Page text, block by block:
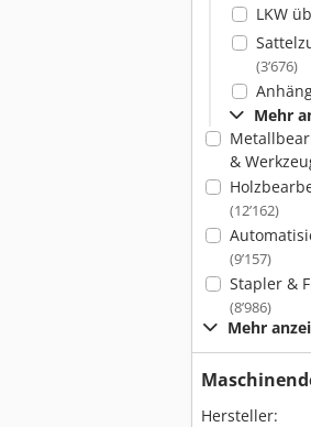
LKW
(3’676)
Mehr
&
(12’162)
(9’157)
Stapler &
(8’986)
Mehr
Hersteller: